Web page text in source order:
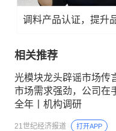
调料产品认证，提升
相关推荐
光模块龙头辟谣市场传
市场需求强劲，公司在
全年丨机构调研
21世纪经济报道 打开APP